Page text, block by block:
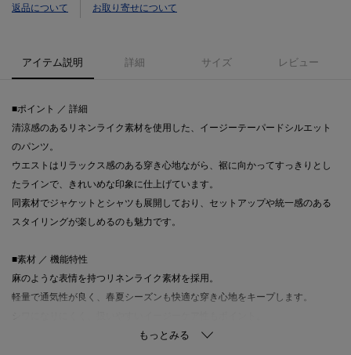
返品について お取り寄せについて
アイテム説明 詳細 サイズ レビュー
■ポイント ／ 詳細
清涼感のあるリネンライク素材を使用した、イージーテーパードシルエット
のパンツ。
ウエストはリラックス感のある穿き心地ながら、裾に向かってすっきりとし
たラインで、きれいめな印象に仕上げています。
同素材でジャケットとシャツも展開しており、セットアップや統一感のある
スタイリングが楽しめるのも魅力です。
■素材 ／ 機能特性
麻のような表情を持つリネンライク素材を採用。
軽量で通気性が良く、春夏シーズンも快適な穿き心地をキープします。
見た目は涼しげながら、カジュアルになりすぎない上品な素材感です。